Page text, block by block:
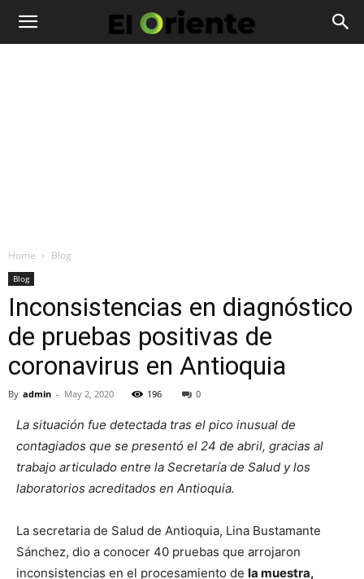
Home Blog
Blog
Inconsistencias en diagnóstico
de pruebas positivas de
coronavirus en Antioquia
By admin - May 2, 2020 196 0
La situación fue detectada tras el pico inusual de
contagiados que se presentó el 24 de abril, gracias al
trabajo articulado entre la Secretaría de Salud y los
laboratorios acreditados en Antioquia.
La secretaria de Salud de Antioquia, Lina Bustamante
Sánchez, dio a conocer 40 pruebas que arrojaron
inconsistencias en el procesamiento de la muestra,